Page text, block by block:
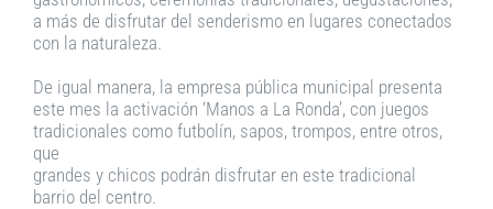
a más de disfrutar del senderismo en lugares conectados
con la naturaleza.
De igual manera, la empresa pública municipal presenta
este mes la activación ‘Manos a La Ronda’, con juegos
tradicionales como futbolín, sapos, trompos, entre otros,
que
grandes y chicos podrán disfrutar en este tradicional
barrio del centro.